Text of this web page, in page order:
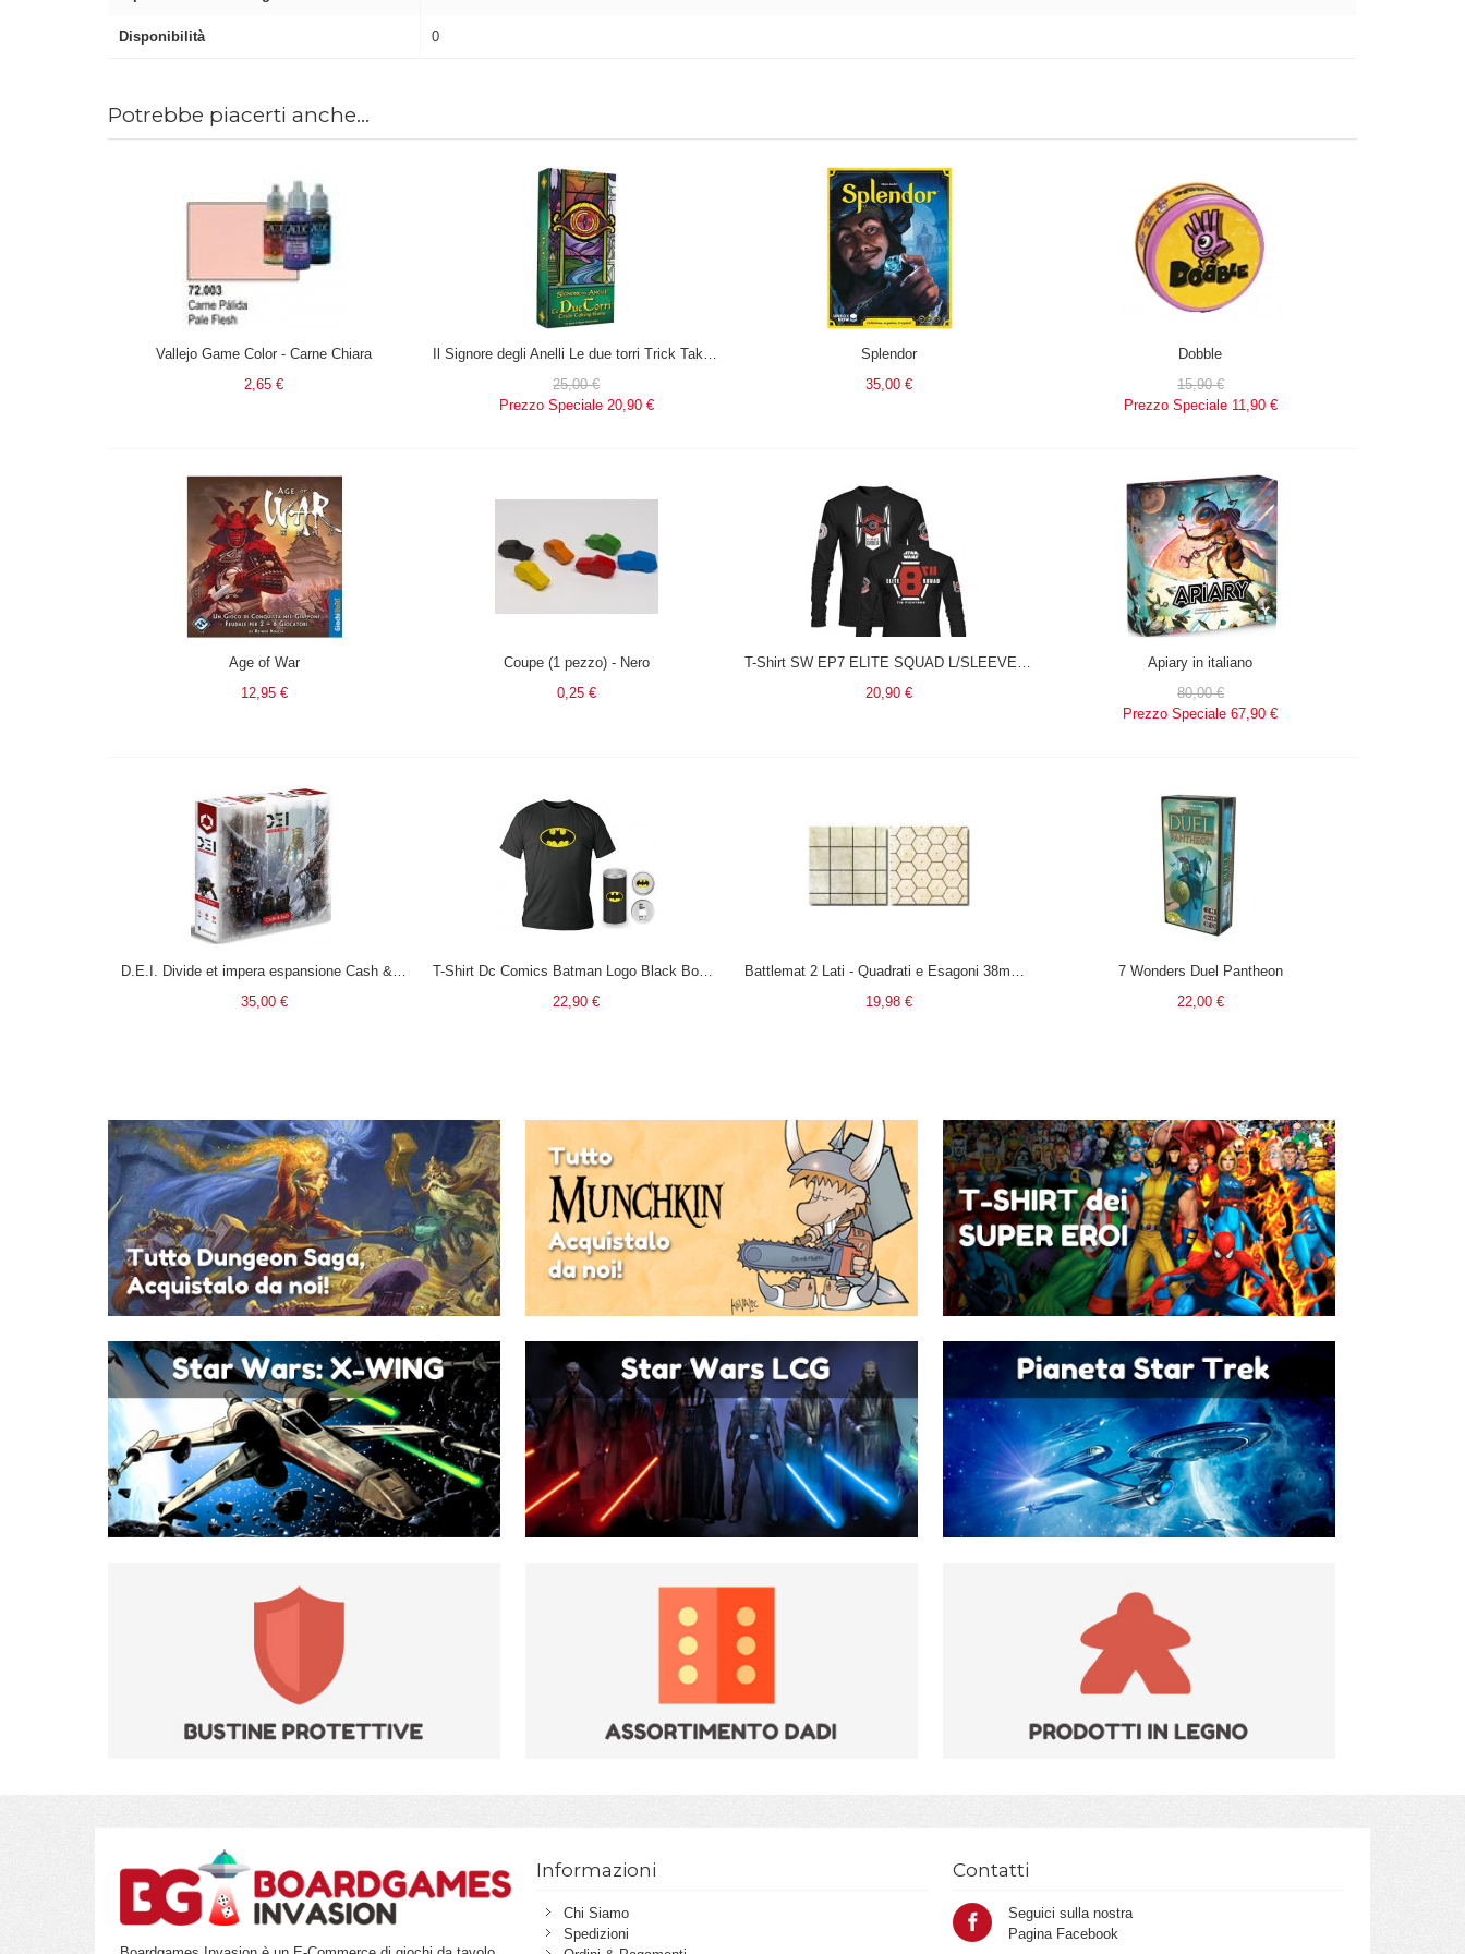
Disponibilità 0
Potrebbe piacerti anche...
Vallejo Game Color - Carne Chiara
2,65 €
25,00 €
Prezzo Speciale 20,90 €
Splendor
35,00 €
Dobble
15,90 €
Prezzo Speciale 11,90 €
Age of War
12,95 €
Coupe (1 pezzo) - Nero
0,25 €
20,90 €
Apiary in italiano
80,00 €
Prezzo Speciale 67,90 €
35,00 €
22,90 €
19,98 €
7 Wonders Duel Pantheon
22,00 €
Informazioni
Chi Siamo
Spedizioni
Contatti
Seguici sulla nostra
Pagina Facebook